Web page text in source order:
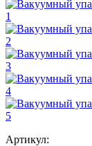
Артикул: